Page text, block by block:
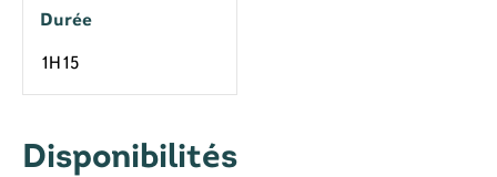
Durée
1H15
Disponibilités